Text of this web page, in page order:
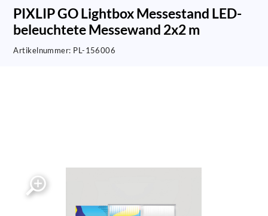
PIXLIP GO Lightbox Messestand LED-
beleuchtete Messewand 2x2 m
Artikelnummer: PL-156006